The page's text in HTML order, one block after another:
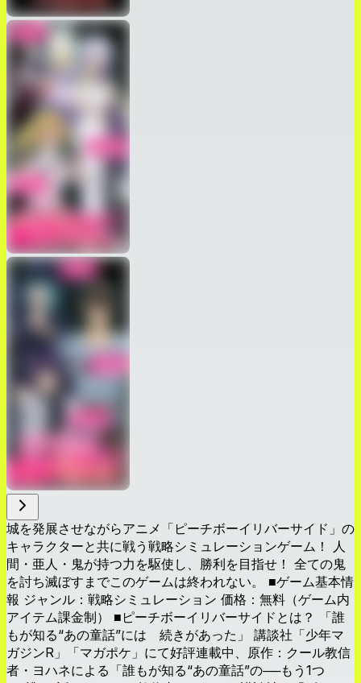
城を発展させながらアニメ「ピーチボーイリバーサイド」の
キャラクターと共に戦う戦略シミュレーションゲーム！ 人
間・亜人・鬼が持つ力を駆使し、勝利を目指せ！ 全ての鬼
を討ち滅ぼすまでこのゲームは終われない。 ■ゲーム基本情
報 ジャンル：戦略シミュレーション 価格：無料（ゲーム内
アイテム課金制） ■ピーチボーイリバーサイドとは？ 「誰
もが知る“あの童話”には 続きがあった」 講談社「少年マ
ガジンR」「マガポケ」にて好評連載中、原作：クール教信
者・ヨハネによる「誰もが知る“あの童話”の──もう1つ